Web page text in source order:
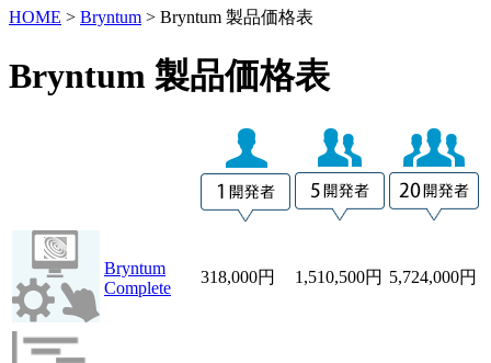
HOME > Bryntum > Bryntum 製品価格表
Bryntum 製品価格表
Bryntum
Complete
318,000円 1,510,500円 5,724,000円